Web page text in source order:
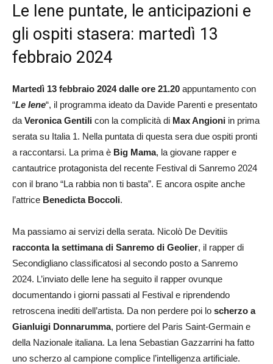
Le Iene puntate, le anticipazioni e
gli ospiti stasera: martedì 13
febbraio 2024
Martedì 13 febbraio 2024 dalle ore 21.20 appuntamento con
“Le Iene“, il programma ideato da Davide Parenti e presentato
da Veronica Gentili con la complicità di Max Angioni in prima
serata su Italia 1. Nella puntata di questa sera due ospiti pronti
a raccontarsi. La prima è Big Mama, la giovane rapper e
cantautrice protagonista del recente Festival di Sanremo 2024
con il brano “La rabbia non ti basta”. E ancora ospite anche
l’attrice Benedicta Boccoli.
Ma passiamo ai servizi della serata. Nicolò De Devitiis
racconta la settimana di Sanremo di Geolier, il rapper di
Secondigliano classificatosi al secondo posto a Sanremo
2024. L’inviato delle Iene ha seguito il rapper ovunque
documentando i giorni passati al Festival e riprendendo
retroscena inediti dell’artista. Da non perdere poi lo scherzo a
Gianluigi Donnarumma, portiere del Paris Saint-Germain e
della Nazionale italiana. La Iena Sebastian Gazzarrini ha fatto
uno scherzo al campione complice l’intelligenza artificiale.